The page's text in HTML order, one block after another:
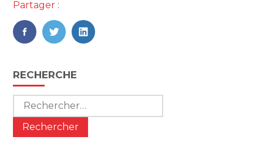
Partager :
FaceBook
TwitterLinkedIn
Blog
sidebar
RECHERCHE
Rechercher :